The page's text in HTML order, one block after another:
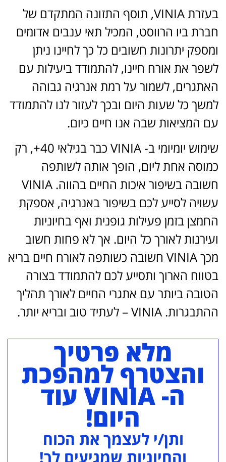
בעזרת VINIA, תוסף התזונה המתקדם של
חברת ביו הרווסט, המכיל תאי ענבים אדומים
ומספק יתרונות חשובים כל כך לחיינו ניתן
לשפר את אורח חיינו, להתמודד ביעילות עם
האתגרים, לשמור על רמת אנרגיה גבוהה
למשך כל שעות היום ובכך לעזור לנו להתמודד
עם המציאות שבה אנו חיים כיום.
שימוש יומיומי ב- VINIA כבר בגילאי 40+, רק
כמוסה אחת ליום, הופך אותה לשותפה
חשובה בשיפור איכות החיים בהווה. VINIA
עשויה לסייע לכם בשיפור באנרגיה, אספקת
החמצן בזמן פעילות גופנית ואף בחיוניות
ועירנות לאורך כל היום. אך לא פחות חשוב
מכך VINIA חשובה כשותפה לאורח חיים בריא
בטווח הארוך ותסייע לכם להתמודד בצורה
הטובה ביותר עם אתגרי החיים לאורך תהליך
ההתבגרות. VINIA – לעתיד טוב ובריא יותר.
מלא פרטיך
והצטרף למהפכת
ה- VINIA עוד
היום!
ותן/י לעצמך את הכוח
והחיוניות שמגיעים לך!